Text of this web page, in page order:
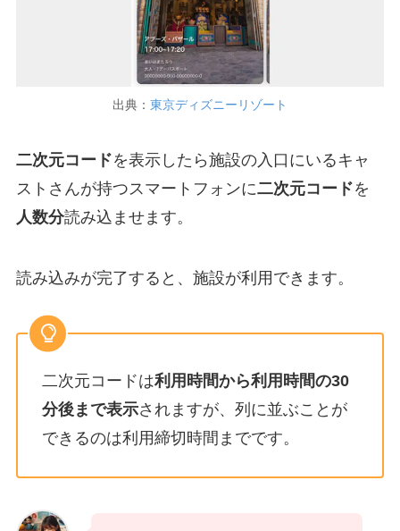
出典： 東京ディズニーリゾート
二次元コードを表示したら施設の入口にいるキャ
ストさんが持つスマートフォンに二次元コードを
人数分読み込ませます。
読み込みが完了すると、施設が利用できます。
二次元コードは利用時間から利用時間の30
分後まで表示されますが、列に並ぶことが
できるのは利用締切時間までです。